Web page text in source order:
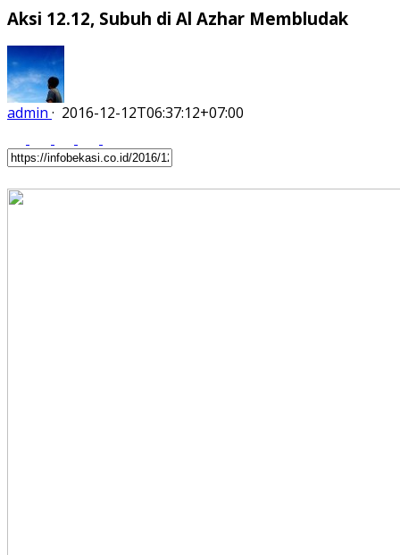
Aksi 12.12, Subuh di Al Azhar Membludak
admin · 2016-12-12T06:37:12+07:00